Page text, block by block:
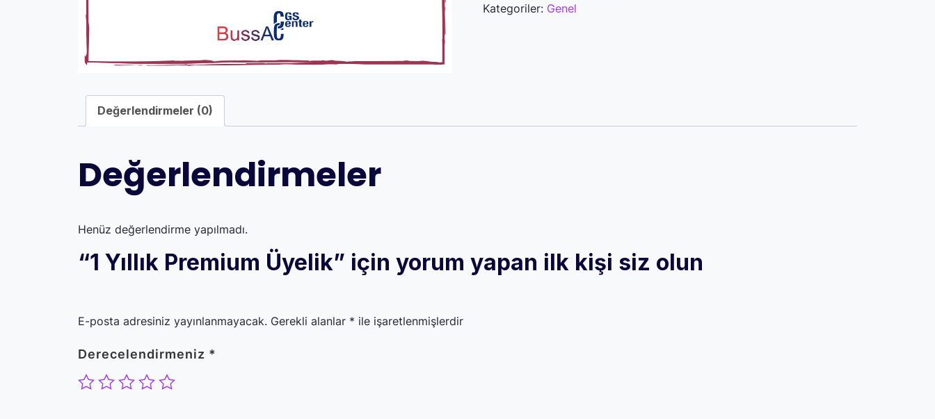
Kategoriler: Genel
Değerlendirmeler (0)
Değerlendirmeler
Henüz değerlendirme yapılmadı.
“1 Yıllık Premium Üyelik” için yorum yapan ilk kişi siz olun
E-posta adresiniz yayınlanmayacak. Gerekli alanlar * ile işaretlenmişlerdir
Derecelendirmeniz *